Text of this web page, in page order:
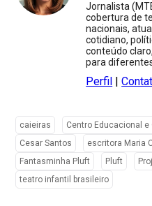
Jornalista
cobertura de
nacionais,
cotidiano,
conteúdo
para
Perfil |
caieiras
Centro Educacional
Cesar Santos
escritora Maria
Fantasminha Pluft
Pluft
teatro infantil brasileiro